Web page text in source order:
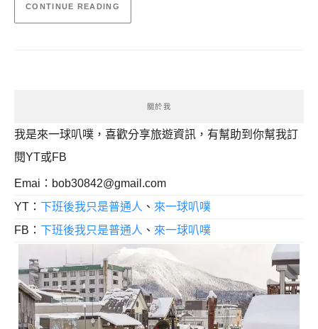
CONTINUE READING
關於我
我是來一球叭噗，喜歡分享旅遊資訊，有幫助到你幫我訂
閱YT或FB
Emai： bob30842@gmail.com
YT： 下班後我只是普通人 、 來一球叭噗
FB： 下班後我只是普通人 、 來一球叭噗